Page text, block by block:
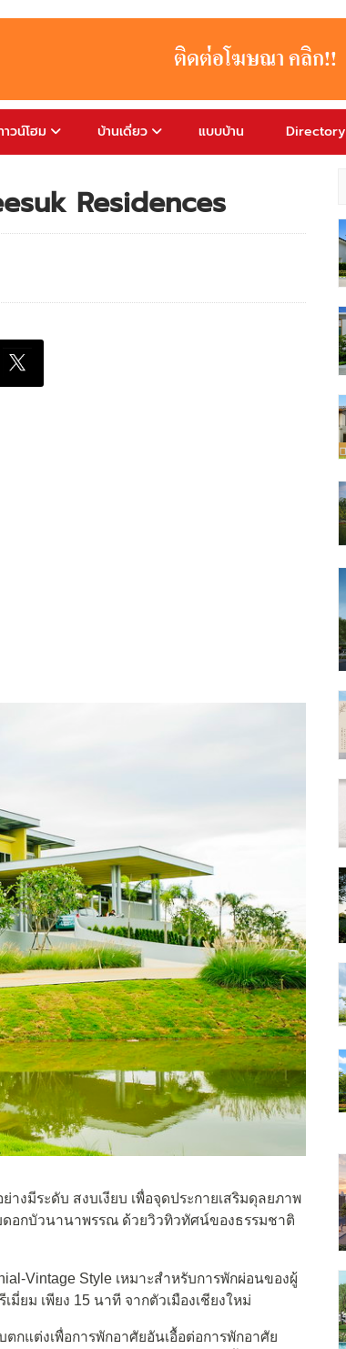
าวน์โฮม บ้านเดี่ยว แบบบ้าน Directory
Residences
งมีระดับ สงบเงียบ เพื่อจุดประกายเสริมดุลยภาพ
อกบัวนานาพรรณ ด้วยวิวทิวทัศน์ของธรรมชาติ
Vintage Style เหมาะสำหรับการพักผ่อนของผู้
ยม เพียง 15 นาที จากตัวเมืองเชียงใหม่
กแต่งเพื่อการพักอาศัยอันเอื้อต่อการพักอาศัย